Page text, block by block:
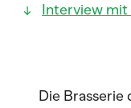
Interview mit
Die Brasserie